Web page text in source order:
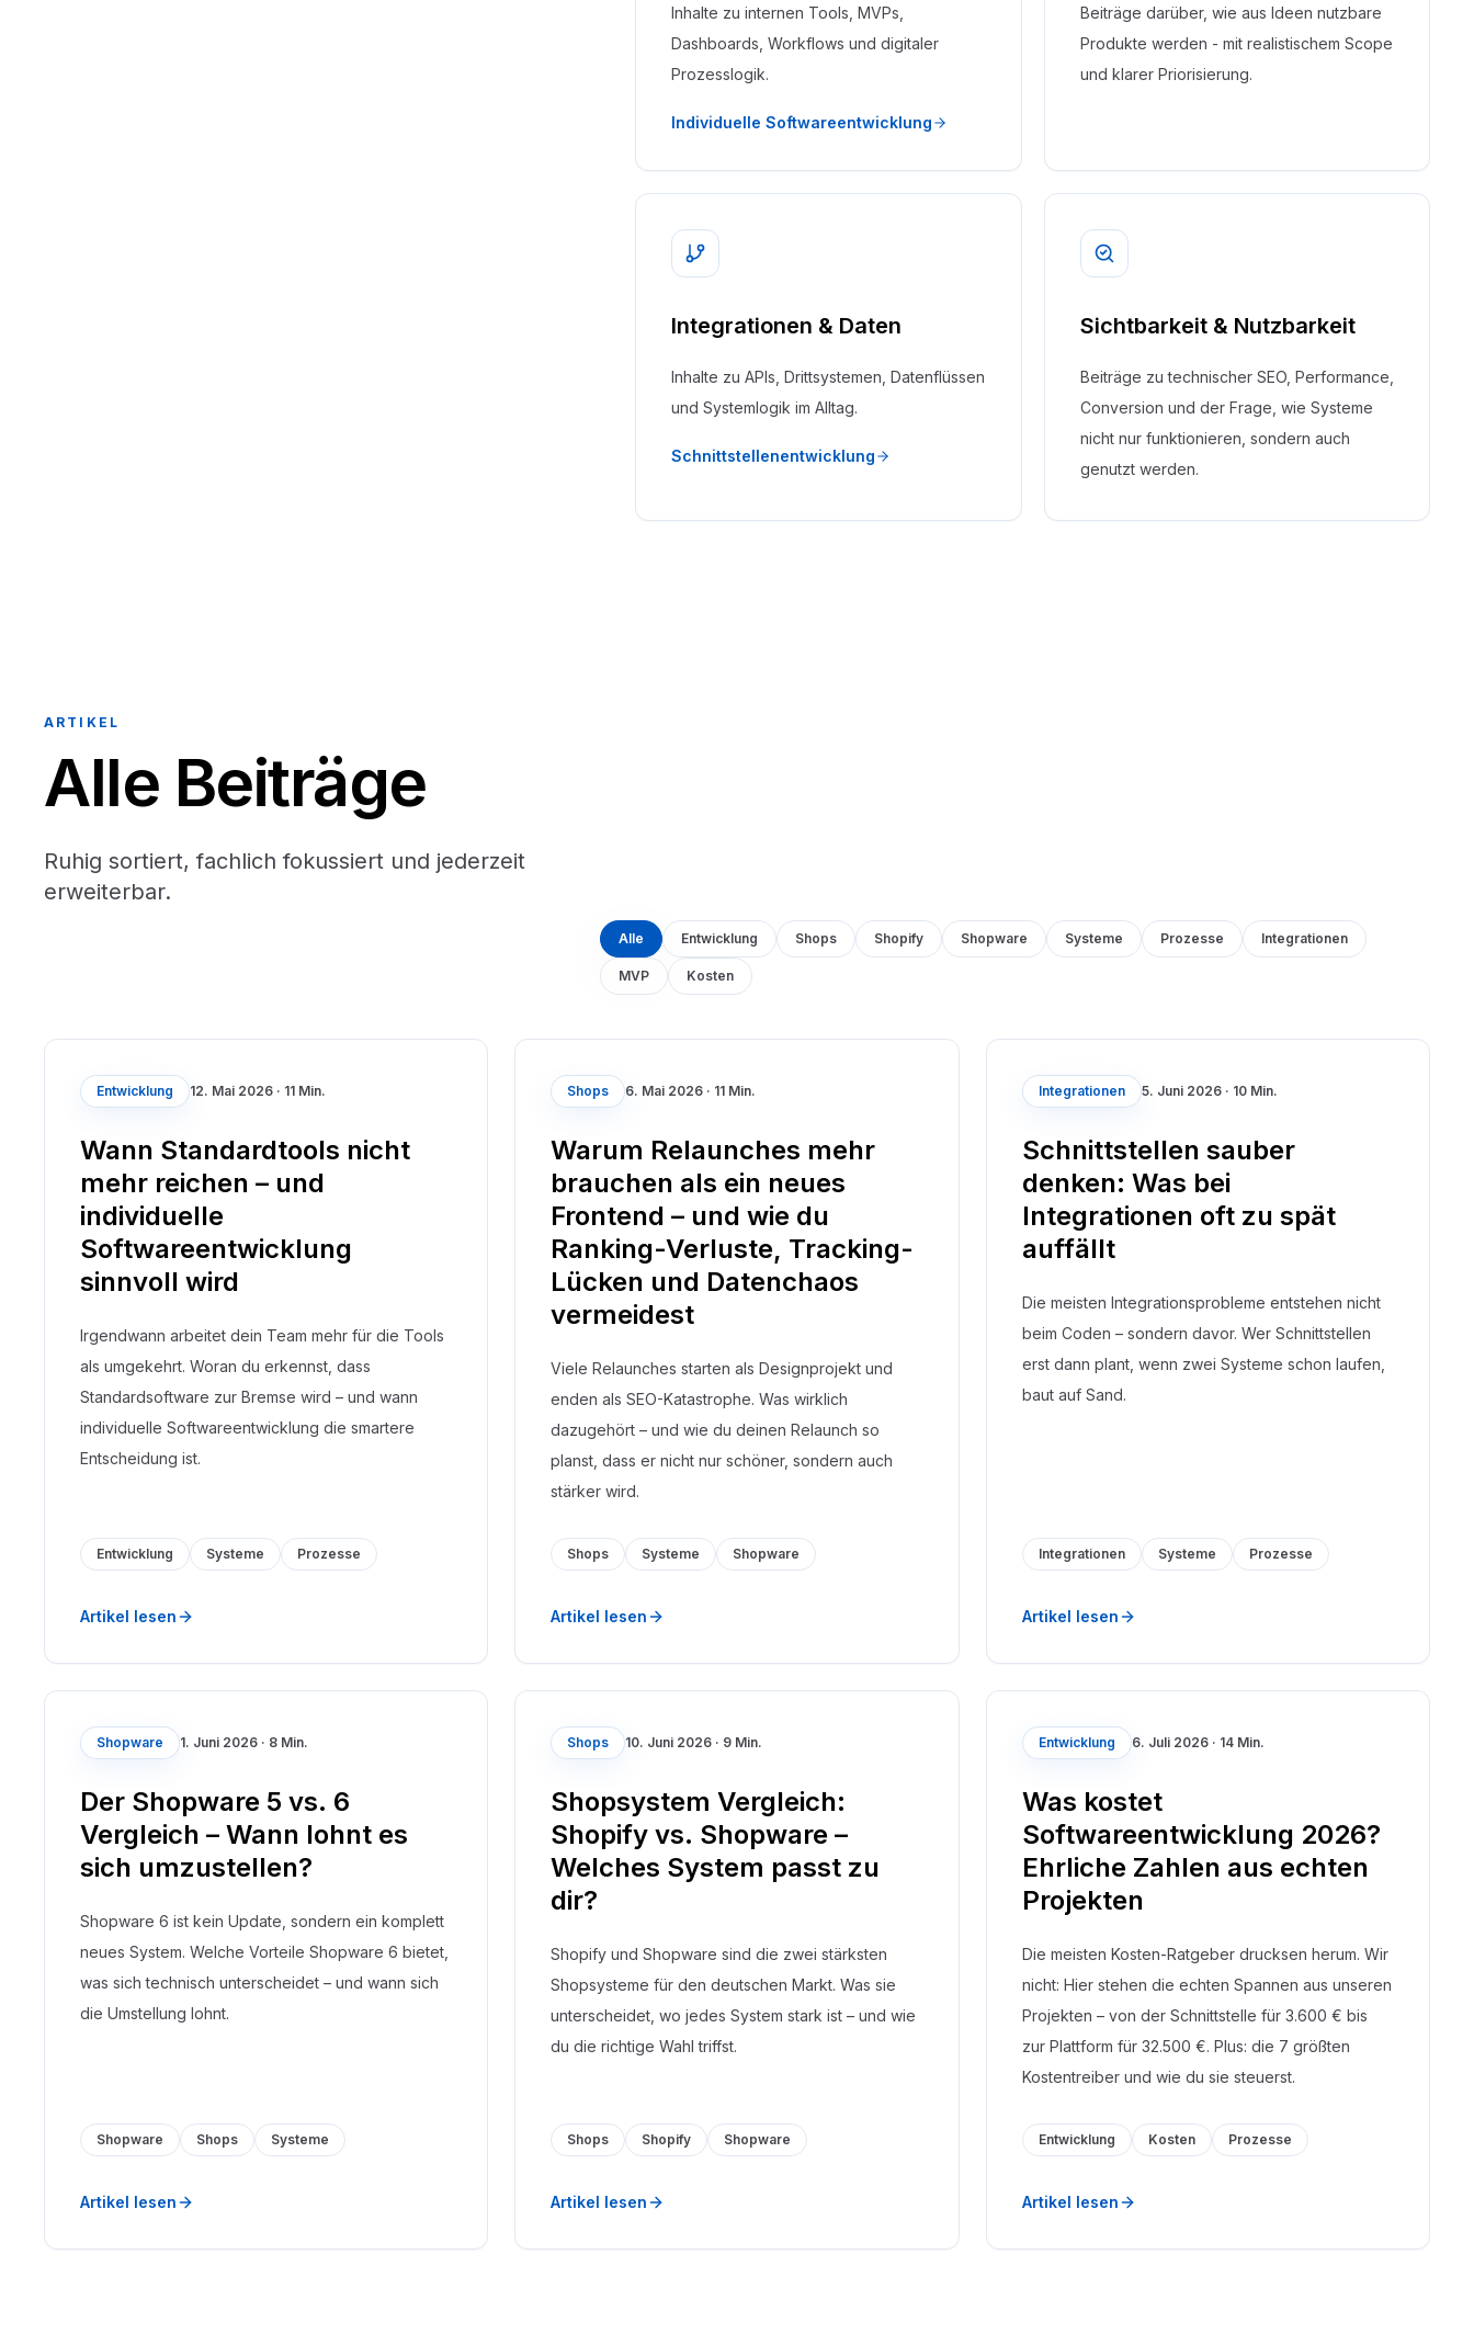
Inhalte zu internen Tools, MVPs,
Dashboards, Workflows und digitaler
Prozesslogik.
Individuelle Softwareentwicklung
Beiträge darüber, wie aus Ideen nutzbare
Produkte werden - mit realistischem Scope
und klarer Priorisierung.
Integrationen & Daten
Inhalte zu APIs, Drittsystemen, Datenflüssen
und Systemlogik im Alltag.
Schnittstellenentwicklung
Sichtbarkeit & Nutzbarkeit
Beiträge zu technischer SEO, Performance,
Conversion und der Frage, wie Systeme
nicht nur funktionieren, sondern auch
genutzt werden.
ARTIKEL
Alle Beiträge
Ruhig sortiert, fachlich fokussiert und jederzeit
erweiterbar.
Alle Entwicklung Shops Shopify Shopware Systeme Prozesse Integrationen
MVP Kosten
Entwicklung 12. Mai 2026 · 11 Min.
Wann Standardtools nicht
mehr reichen – und
individuelle
Softwareentwicklung
sinnvoll wird
Irgendwann arbeitet dein Team mehr für die Tools
als umgekehrt. Woran du erkennst, dass
Standardsoftware zur Bremse wird – und wann
individuelle Softwareentwicklung die smartere
Entscheidung ist.
Entwicklung Systeme Prozesse
Artikel lesen
Shops 6. Mai 2026 · 11 Min.
Warum Relaunches mehr
brauchen als ein neues
Frontend – und wie du
Ranking-Verluste, Tracking-
Lücken und Datenchaos
vermeidest
Viele Relaunches starten als Designprojekt und
enden als SEO-Katastrophe. Was wirklich
dazugehört – und wie du deinen Relaunch so
planst, dass er nicht nur schöner, sondern auch
stärker wird.
Shops Systeme Shopware
Artikel lesen
Integrationen 5. Juni 2026· 10 Min.
Schnittstellen sauber
denken: Was bei
Integrationen oft zu spät
auffällt
Die meisten Integrationsprobleme entstehen nicht
beim Coden – sondern davor. Wer Schnittstellen
erst dann plant, wenn zwei Systeme schon laufen,
baut auf Sand.
Integrationen Systeme Prozesse
Artikel lesen
Shopware 1. Juni 2026 · 8 Min.
Der Shopware 5 vs. 6
Vergleich – Wann lohnt es
sich umzustellen?
Shopware 6 ist kein Update, sondern ein komplett
neues System. Welche Vorteile Shopware 6 bietet,
was sich technisch unterscheidet – und wann sich
die Umstellung lohnt.
Shopware Shops Systeme
Artikel lesen
Shops 10. Juni 2026 · 9 Min.
Shopsystem Vergleich:
Shopify vs. Shopware –
Welches System passt zu
dir?
Shopify und Shopware sind die zwei stärksten
Shopsysteme für den deutschen Markt. Was sie
unterscheidet, wo jedes System stark ist – und wie
du die richtige Wahl triffst.
Shops Shopify Shopware
Artikel lesen
Entwicklung 6. Juli 2026· 14 Min.
Was kostet
Softwareentwicklung 2026?
Ehrliche Zahlen aus echten
Projekten
Die meisten Kosten-Ratgeber drucksen herum. Wir
nicht: Hier stehen die echten Spannen aus unseren
Projekten – von der Schnittstelle für 3.600 € bis
zur Plattform für 32.500 €. Plus: die 7 größten
Kostentreiber und wie du sie steuerst.
Entwicklung Kosten Prozesse
Artikel lesen